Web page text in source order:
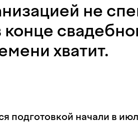
не
хватит.
подготовкой начали в